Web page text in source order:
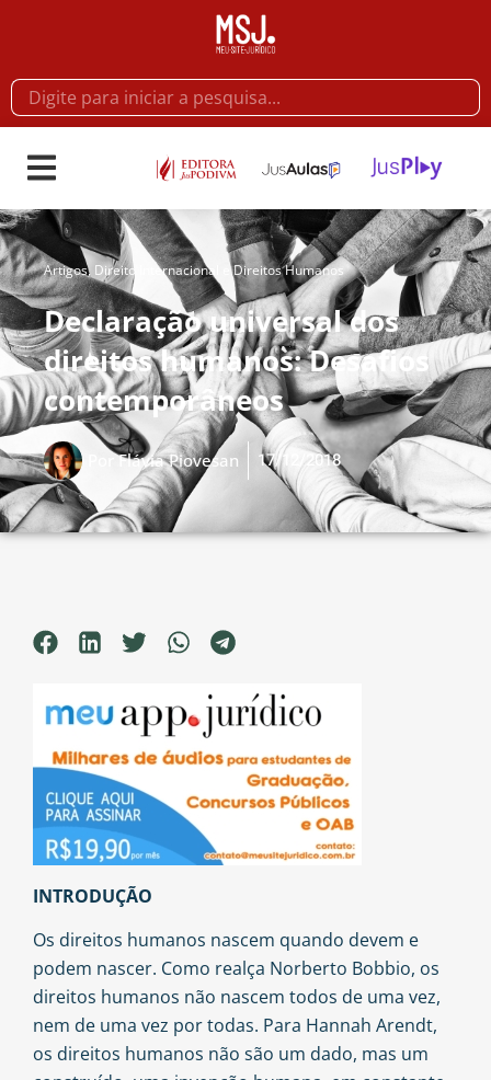
Artigos, Direito Internacional e Direitos Humanos
Declaração universal dos
direitos humanos: Desafios
contemporâneos
PorFlávia Piovesan 17/12/2018
INTRODUÇÃO
Os direitos humanos nascem quando devem e
podem nascer. Como realça Norberto Bobbio, os
direitos humanos não nascem todos de uma vez,
nem de uma vez por todas. Para Hannah Arendt,
os direitos humanos não são um dado, mas um